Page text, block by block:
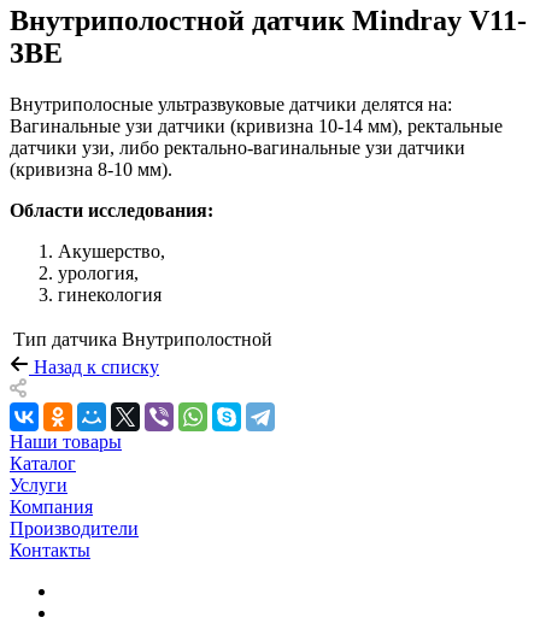
Внутриполостной датчик Mindray V11-
3BE
Внутриполосные ультразвуковые датчики делятся на:
Вагинальные узи датчики (кривизна 10-14 мм), ректальные
датчики узи, либо ректально-вагинальные узи датчики
(кривизна 8-10 мм).
Области исследования:
Акушерство,
урология,
гинекология
Тип датчика Внутриполостной
Назад к списку
Наши товары
Каталог
Услуги
Компания
Производители
Контакты